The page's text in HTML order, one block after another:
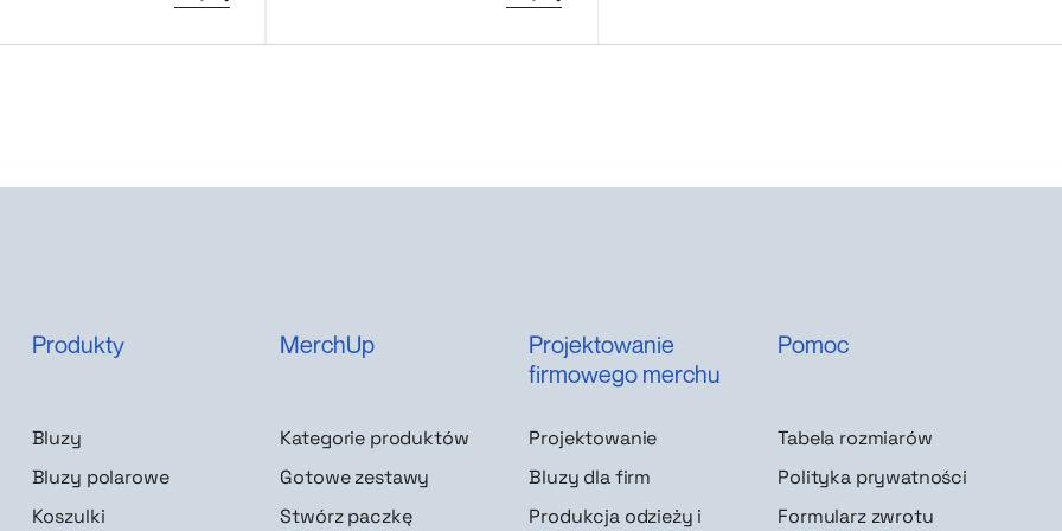
Produkty
Bluzy
Bluzy polarowe
Koszulki
MerchUp
Kategorie produktów
Gotowe zestawy
Stwórz paczkę
Projektowanie
firmowego merchu
Projektowanie
Bluzy dla firm
Produkcja odzieży i
Pomoc
Tabela rozmiarów
Polityka prywatności
Formularz zwrotu